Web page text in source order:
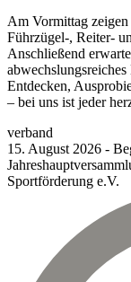
Am Vormittag
Führzügel-, Reiter-
Anschließend
Entdecken,
– bei uns ist jeder
verband
15. August 2026 -
Sportförderung e.V.